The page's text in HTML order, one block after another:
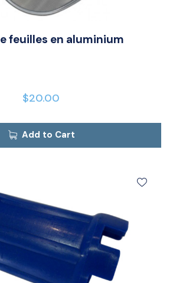
feuilles en aluminium
$20.00
Add to Cart